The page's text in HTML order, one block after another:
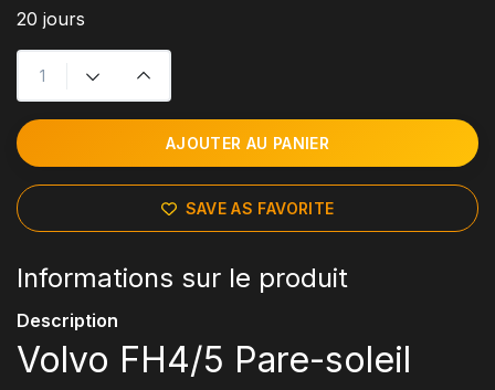
20 jours
AJOUTER AU PANIER
SAVE AS FAVORITE
Informations sur le produit
Description
Volvo FH4/5 Pare-soleil